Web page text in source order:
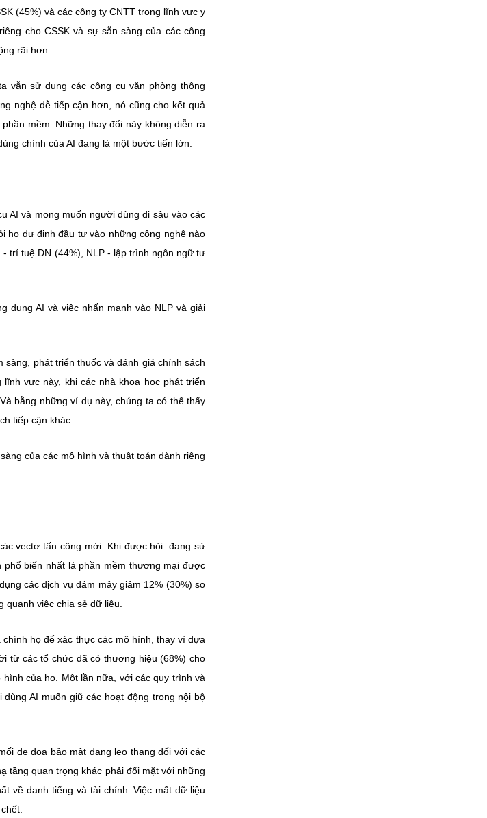
(45%) và các công ty CNTT trong lĩnh vực y
cho CSSK và sự sẵn sàng của các công
rãi hơn.
vẫn sử dụng các công cụ văn phòng thông
nghệ dễ tiếp cận hơn, nó cũng cho kết quả
mềm. Những thay đổi này không diễn ra
chính của AI đang là một bước tiến lớn.
AI và mong muốn người dùng đi sâu vào các
họ dự định đầu tư vào những công nghệ nào
trí tuệ DN (44%), NLP - lập trình ngôn ngữ tư
dụng AI và việc nhấn mạnh vào NLP và giải
phát triển thuốc và đánh giá chính sách
vực này, khi các nhà khoa học phát triển
bằng những ví dụ này, chúng ta có thể thấy
tiếp cận khác.
của các mô hình và thuật toán dành riêng
vectơ tấn công mới. Khi được hỏi: đang sử
biến nhất là phần mềm thương mại được
các dịch vụ đám mây giảm 12% (30%) so
việc chia sẻ dữ liệu.
họ để xác thực các mô hình, thay vì dựa
từ các tổ chức đã có thương hiệu (68%) cho
của họ. Một lần nữa, với các quy trình và
AI muốn giữ các hoạt động trong nội bộ
đe dọa bảo mật đang leo thang đối với các
tầng quan trọng khác phải đối mặt với những
về danh tiếng và tài chính. Việc mất dữ liệu